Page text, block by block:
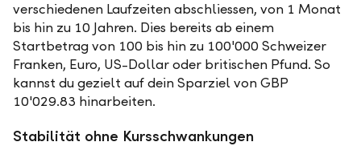
verschiedenen Laufzeiten abschliessen, von 1 Monat
bis hin zu 10 Jahren. Dies bereits ab einem
Startbetrag von 100 bis hin zu 100'000 Schweizer
Franken, Euro, US-Dollar oder britischen Pfund. So
kannst du gezielt auf dein Sparziel von GBP
10'029.83 hinarbeiten.
Stabilität ohne Kursschwankungen